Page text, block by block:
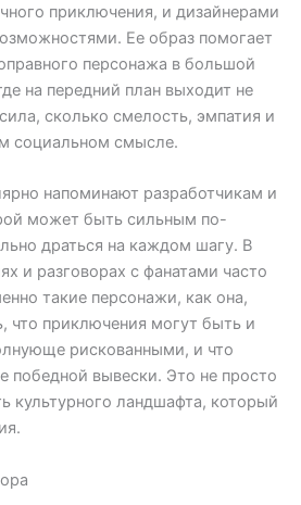
приключения, и дизайнерами
Ее образ помогает
персонажа в большой
на передний план выходит не
сколько смелость, эмпатия и
социальном смысле.
напоминают разработчикам и
может быть сильным по-
драться на каждом шагу. В
и разговорах с фанатами часто
такие персонажи, как она,
что приключения могут быть и
рискованными, и что
победной вывески. Это не просто
культурного ландшафта, который